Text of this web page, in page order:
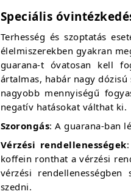
Speciális
Terhesség és szoptatás
élelmiszerekben gyakran
guarana-t óvatosan kell
ártalmas, habár nagy
nagyobb mennyiségű
negatív hatásokat válthat ki.
Szorongás: A guarana-ban
Vérzési rendellenességek
koffein ronthat a vérzési
vérzési
szedni.